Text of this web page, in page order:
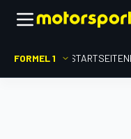
FORMEL 1 STARTSEITE